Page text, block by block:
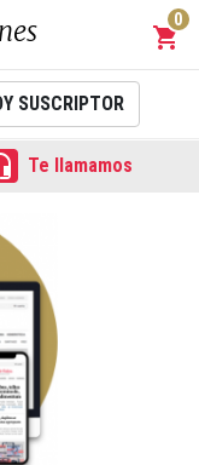
shopping_cart
0
SUSCRIPTOR
Te llamamos